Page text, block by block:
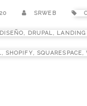
SRWEB
DISEÑO, DRUPAL, LANDING
, SHOPIFY, SQUARESPACE,